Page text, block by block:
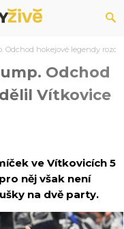
Odchod hokejové legendy
Odchod
Vítkovice
ve Vítkovicích 5
něj však není
na dvě party.